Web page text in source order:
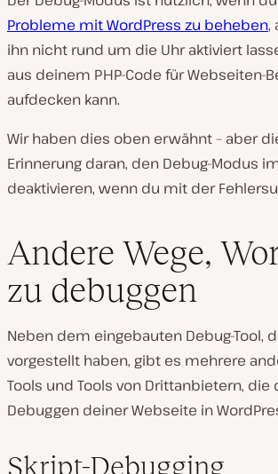
Probleme mit WordPress zu beheben,
ihn nicht rund um die Uhr aktiviert
aus deinem PHP-Code für Webseiten-
aufdecken kann.
Wir haben dies oben erwähnt – aber
Erinnerung daran, den Debug-Modus
deaktivieren, wenn du mit der
Andere Wege,
zu debuggen
Neben dem eingebauten Debug-Tool,
vorgestellt haben, gibt es mehrere
Tools und Tools von Drittanbietern, die
Debuggen deiner Webseite in
Skript-Debugging